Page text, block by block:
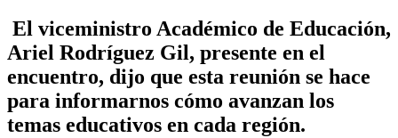
El viceministro Académico de Educación,
Ariel Rodríguez Gil, presente en el
encuentro, dijo que esta reunión se hace
para informarnos cómo avanzan los
temas educativos en cada región.